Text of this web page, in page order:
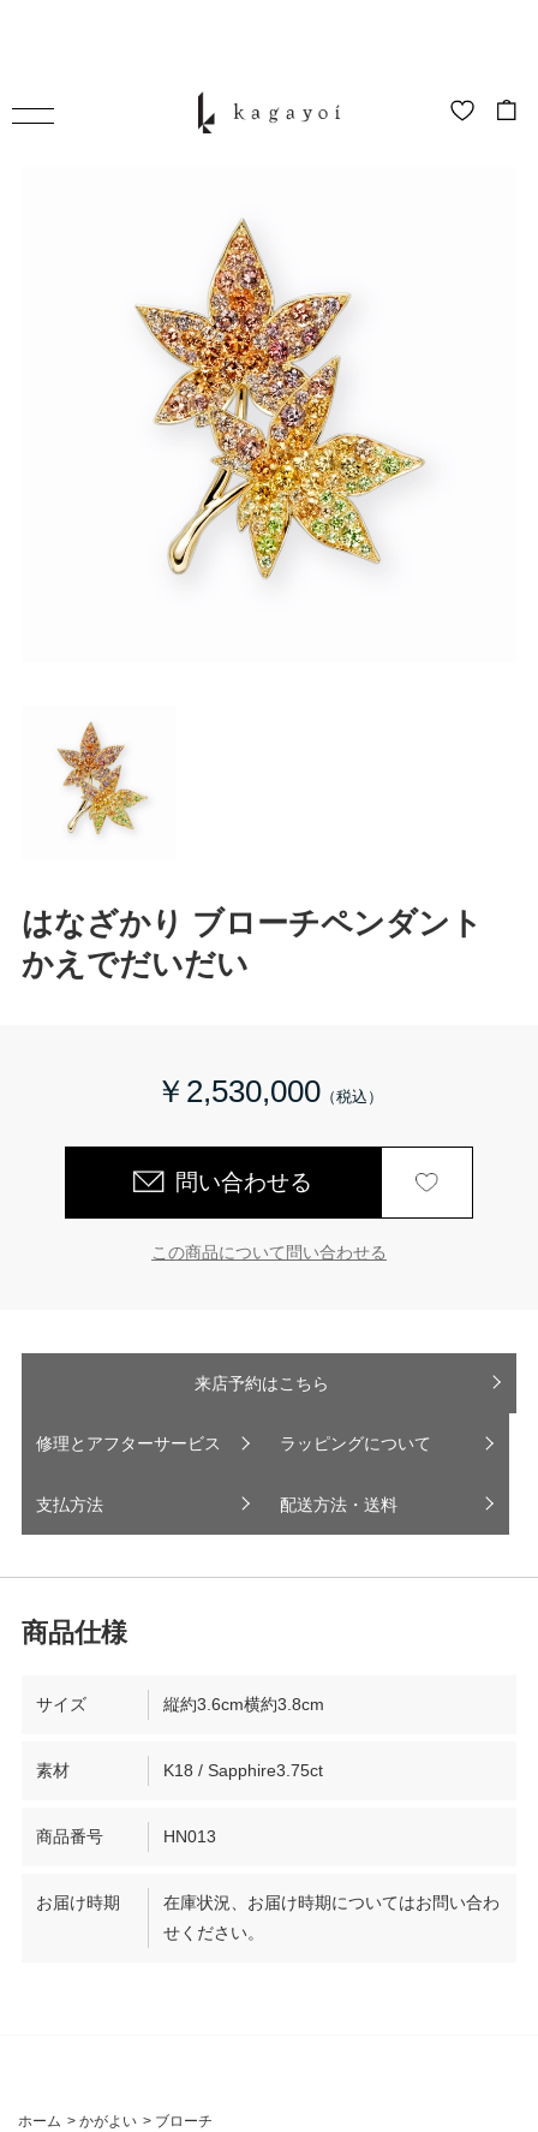
はなざかり ブローチペンダント
かえでだいだい
￥2,530,000
問い合わせる
この商品について問い合わせる
来店予約はこちら
修理とアフターサービス ラッピングについて
支払方法 配送方法・送料
サイズ 縦約3.6cm横約3.8cm
素材 K18 / Sapphire3.75ct
商品番号 HN013
お届け時期
在庫状況、お届け時期についてはお問い合わ
せください。
ホーム > かがよい > ブローチ